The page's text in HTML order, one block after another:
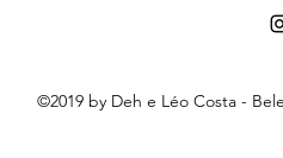
©2019 by Deh e Léo Costa -